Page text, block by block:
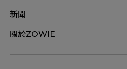
新聞
關於ZOWIE